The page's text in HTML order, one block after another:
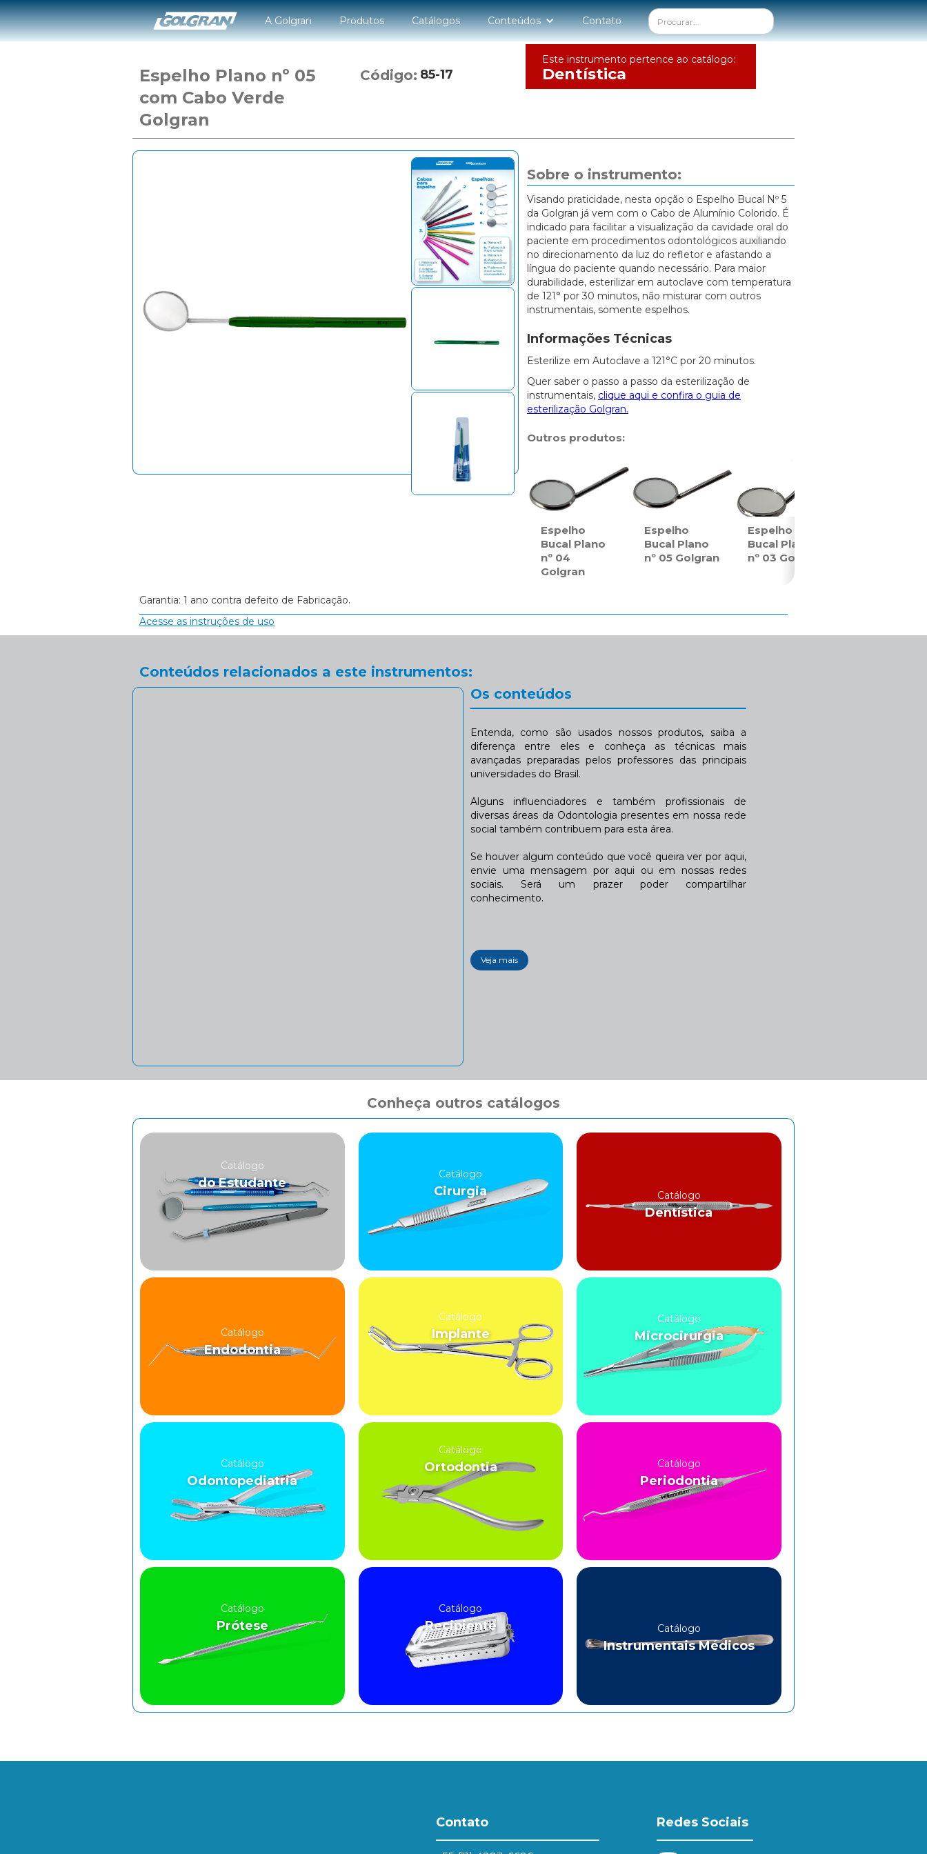
A Golgran Produtos Catálogos Conteúdos Contato
Espelho Plano nº 05
com Cabo Verde
Golgran
Código: 85-17
Este instrumento pertence ao catálogo:
Dentística
Sobre o instrumento:
Visando praticidade, nesta opção o Espelho Bucal Nº 5
da Golgran já vem com o Cabo de Alumínio Colorido. É
indicado para facilitar a visualização da cavidade oral do
paciente em procedimentos odontológicos auxiliando
no direcionamento da luz do refletor e afastando a
língua do paciente quando necessário. Para maior
durabilidade, esterilizar em autoclave com temperatura
de 121° por 30 minutos, não misturar com outros
instrumentais, somente espelhos.
Informações Técnicas
Esterilize em Autoclave a 121°C por 20 minutos.
Quer saber o passo a passo da esterilização de
instrumentais, clique aqui e confira o guia de
esterilização Golgran.
Outros produtos:
Espelho
Bucal Plano
nº 04
Golgran
Espelho
Bucal Plano
nº 05 Golgran
Espelho
Bucal Plano
nº 03 Golgran
Garantia: 1 ano contra defeito de Fabricação.
Acesse as instruções de uso
Conteúdos relacionados a este instrumentos:
Os conteúdos
Entenda, como são usados nossos produtos, saiba a
diferença entre eles e conheça as técnicas mais
avançadas preparadas pelos professores das principais
universidades do Brasil.
Alguns influenciadores e também profissionais de
diversas áreas da Odontologia presentes em nossa rede
social também contribuem para esta área.
Se houver algum conteúdo que você queira ver por aqui,
envie uma mensagem por aqui ou em nossas redes
sociais. Será um prazer poder compartilhar
conhecimento.
Veja mais
Conheça outros catálogos
Catálogo
do Estudante
Catálogo
Cirurgia Catálogo
Dentística
Catálogo
Endodontia
Catálogo
Implante
Catálogo
Microcirurgia
Catálogo
Odontopediatria
Catálogo
Ortodontia Catálogo
Periodontia
Catálogo
Prótese
Catálogo
Recipiente Catálogo
Instrumentais Médicos
Contato Redes Sociais